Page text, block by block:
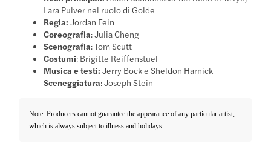
Lara Pulver nel ruolo di Golde
Regia: Jordan Fein
Coreografia: Julia Cheng
Scenografia: Tom Scutt
Costumi: Brigitte Reiffenstuel
Musica e testi: Jerry Bock e Sheldon Harnick
Sceneggiatura: Joseph Stein
Note: Producers cannot guarantee the appearance of any particular artist,
which is always subject to illness and holidays.